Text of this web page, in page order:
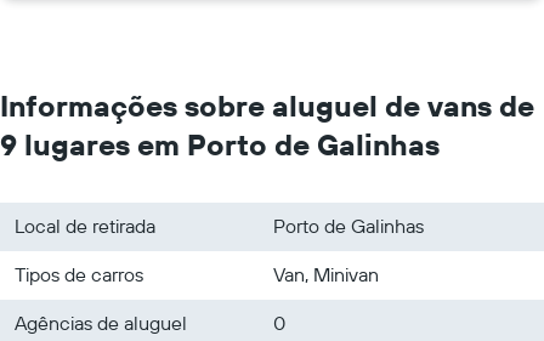
Informações sobre aluguel de vans de
9 lugares em Porto de Galinhas
Local de retirada
Porto de Galinhas
Tipos de carros
Van, Minivan
Agências de aluguel
0